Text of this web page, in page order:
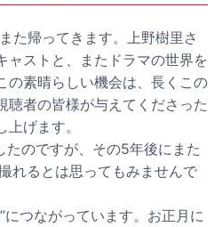
た帰ってきます。上野樹里さ
ャストと、またドラマの世界を
の素晴らしい機会は、長くこの
聴者の皆様が与えてくださった
げます。
のですが、その5年後にまた
れるとは思ってもみませんで
につながっています。お正月に